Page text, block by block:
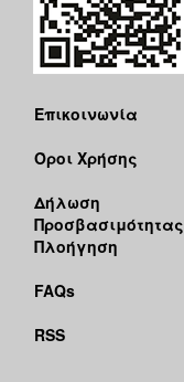
Επικοινωνία
Όροι Χρήσης
Δήλωση
Προσβασιμότητας
Πλοήγηση
FAQs
RSS